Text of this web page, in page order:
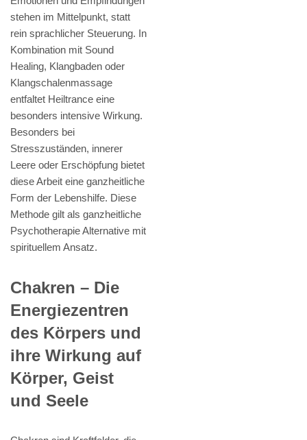
stehen im Mittelpunkt, statt
rein sprachlicher Steuerung. In
Kombination mit Sound
Healing, Klangbaden oder
Klangschalenmassage
entfaltet Heiltrance eine
besonders intensive Wirkung.
Besonders bei
Stresszuständen, innerer
Leere oder Erschöpfung bietet
diese Arbeit eine ganzheitliche
Form der Lebenshilfe. Diese
Methode gilt als ganzheitliche
Psychotherapie Alternative mit
spirituellem Ansatz.
Chakren – Die
Energiezentren
des Körpers und
ihre Wirkung auf
Körper, Geist
und Seele